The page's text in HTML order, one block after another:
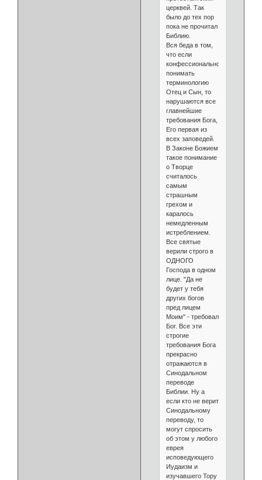
церквей. Так
было до тех пор
пока не прочитал
Библию.
Вся беда в том,
что если
конфессионально
понимать
терминологию
Отец и Сын, то
нарушаются все
главнейшие
требования Бога,
Его первая из
всех заповедей.
В Законе Божием
такое понимание
о Творце
считалось
самым
страшным
грехом и
каралось
немедленным
истреблением.
Все святые
верили строго в
ОДНОГО
Господа в одном
лице. "Да не
будет у тебя
других богов
пред лицем
Моим" - требовал
Бог. Все эти
строгие
требования Бога
прекрасно
отражаются в
Синодальном
переводе
Библии. Ну а
если кто не верит
Синодальному
переводу, то
могут спросить
об этом у любого
еврея
исповедующего
Иудаизм и
изучавшего Тору